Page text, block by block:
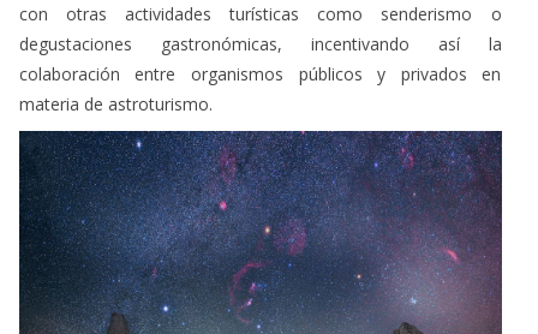
con otras actividades turísticas como senderismo o
degustaciones gastronómicas, incentivando así la
colaboración entre organismos públicos y privados en
materia de astroturismo.